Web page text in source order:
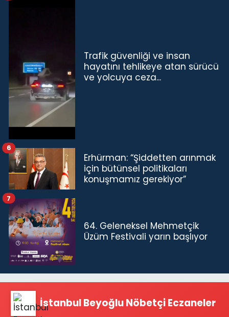
Trafik güvenliği ve insan
hayatını tehlikeye atan sürücü
ve yolcuya ceza...
Erhürman: “Şiddetten arınmak
için bütünsel politikaları
konuşmamız gerekiyor”
6
64. Geleneksel Mehmetçik
Üzüm Festivali yarın başlıyor
7
İstanbul Beyoğlu Nöbetçi Eczaneler